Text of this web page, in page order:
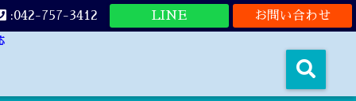
お問い合わせ
LINE
:042-757-3412